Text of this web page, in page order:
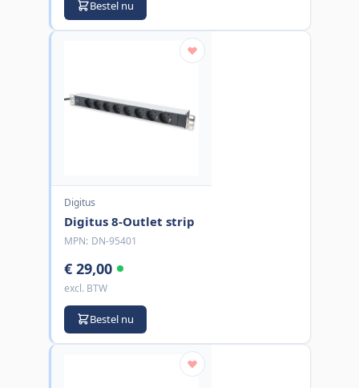
Bestel nu
Digitus
Digitus 8-Outlet strip
MPN: DN-95401
€ 29,00
excl. BTW
Bestel nu